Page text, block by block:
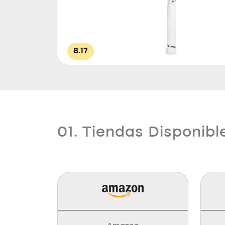
8.17
01. Tiendas